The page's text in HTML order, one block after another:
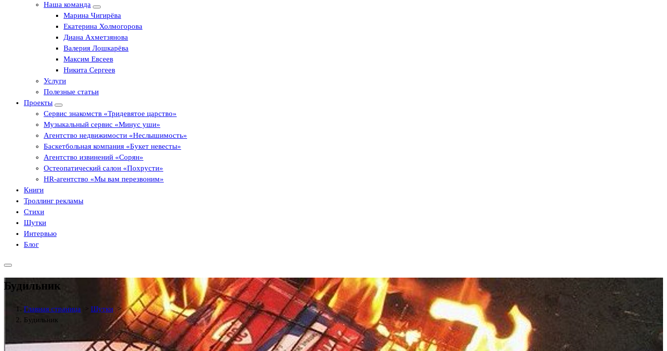
Наша команда
Марина Чигирёва
Екатерина Холмогорова
Диана Ахметзянова
Валерия Лошкарёва
Максим Евсеев
Никита Сергеев
Услуги
Полезные статьи
Проекты
Сервис знакомств «Тридевятое царство»
Музыкальный сервис «Минус уши»
Агентство недвижимости «Неслышимость»
Баскетбольная компания «Букет невесты»
Агентство извинений «Сорян»
Остеопатический салон «Похрусти»
HR-агентство «Мы вам перезвоним»
Книги
Троллинг рекламы
Стихи
Шутки
Интервью
Блог
Будильник
Главная страница > Шутки >
Будильник